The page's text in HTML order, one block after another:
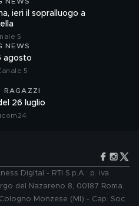
ieri il sopralluogo a
5
NEWS
agosto
5
RAGAZZI
26 luglio
Digital - RTI S.p.A.: p. iva
del Nazareno 8, 00187 Roma.
Monzese (MI) - Cap. Soc.